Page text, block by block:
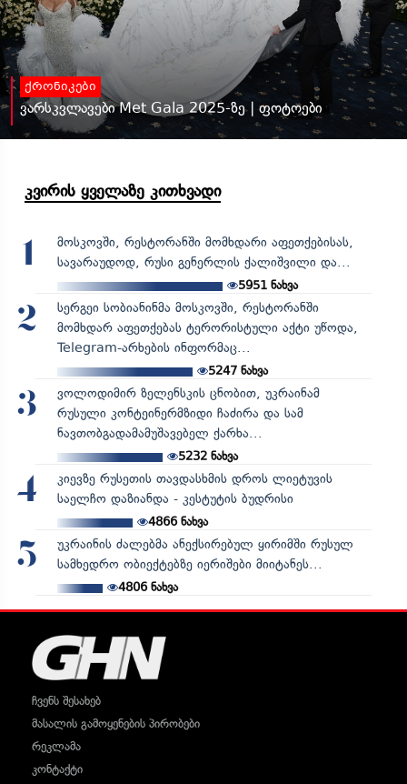
ქრონიკები
ვარსკვლავები Met Gala 2025-ზე | ფოტოები
კვირის ყველაზე კითხვადი
1
მოსკოვში, რესტორანში მომხდარი აფეთქებისას,
სავარაუდოდ, რუსი გენერლის ქალიშვილი და...
5951 ნახვა
2
სერგეი სობიანინმა მოსკოვში, რესტორანში
მომხდარ აფეთქებას ტერორისტული აქტი უწოდა,
Telegram-არხების ინფორმაც...
5247ნახვა
3
ვოლოდიმირ ზელენსკის ცნობით, უკრაინამ
რუსული კონტეინერმზიდი ჩაძირა და სამ
ნავთობგადამამუშავებელ ქარხა...
5232ნახვა
4
კიევზე რუსეთის თავდასხმის დროს ლიეტუვის
საელჩო დაზიანდა - კესტუტის ბუდრისი
4866ნახვა
5
უკრაინის ძალებმა ანექსირებულ ყირიმში რუსულ
სამხედრო ობიექტებზე იერიშები მიიტანეს...
4806ნახვა
ჩვენს შესახებ
მასალის გამოყენების პირობები
რეკლამა
კონტაქტი